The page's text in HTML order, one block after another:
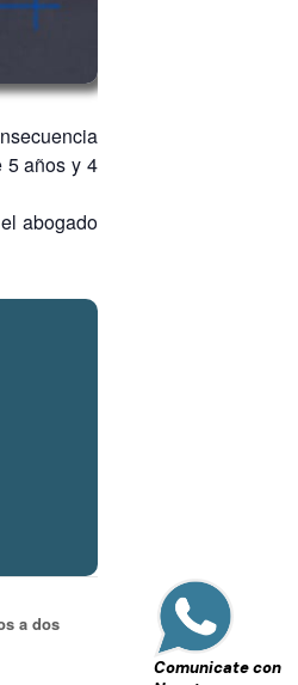
Comunicate con
5 años y 4
abogado
a dos